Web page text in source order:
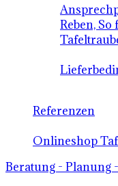
Reben,
Referenzen
Onlineshop
Beratung - Planung